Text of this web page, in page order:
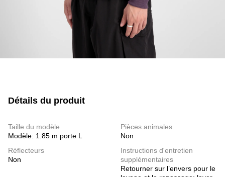
Détails du produit
Taille du modèle
Modèle: 1.85 m porte L
Pièces animales
Non
Réflecteurs
Non
Instructions d'entretien
supplémentaires
Retourner sur l’envers pour le